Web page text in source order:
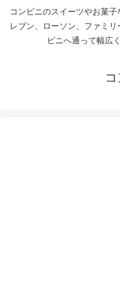
コンビニのスイーツやお菓
レブン、ローソン、ファミ
ビニへ通って幅広